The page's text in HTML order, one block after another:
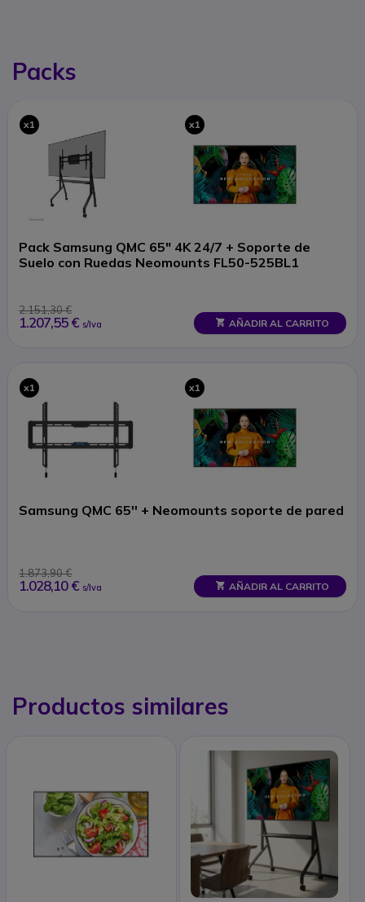
Packs
x1 x1
Pack Samsung QMC 65" 4K 24/7 + Soporte de
Suelo con Ruedas Neomounts FL50-525BL1
2.151,30 €
1.207,55 € s/Iva AÑADIR AL CARRITO
x1 x1
Samsung QMC 65'' + Neomounts soporte de pared
1.873,90 €
1.028,10 € s/Iva AÑADIR AL CARRITO
Productos similares